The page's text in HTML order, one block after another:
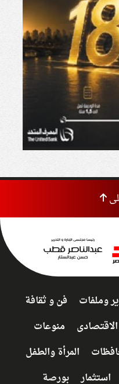
وملفات
فن و ثقافة
منوعات
المرأة والطفل
استثمار بورصة